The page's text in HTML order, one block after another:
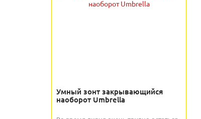
Умный зонт закрывающийся
наоборот Umbrella